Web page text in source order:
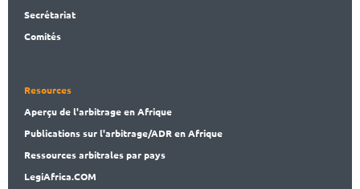
Secrétariat
Comités
Resources
Aperçu de l'arbitrage en Afrique
Publicationssur l'arbitrage/ADR en Afrique
Ressources arbitrales par pays
LegiAfrica.COM